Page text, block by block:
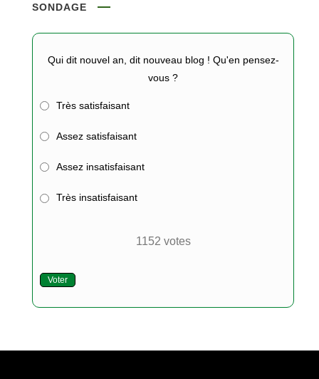
SONDAGE
Qui dit nouvel an, dit nouveau blog ! Qu'en pensez-
vous ?
Très satisfaisant
Assez satisfaisant
Assez insatisfaisant
Très insatisfaisant
1152 votes
Voter